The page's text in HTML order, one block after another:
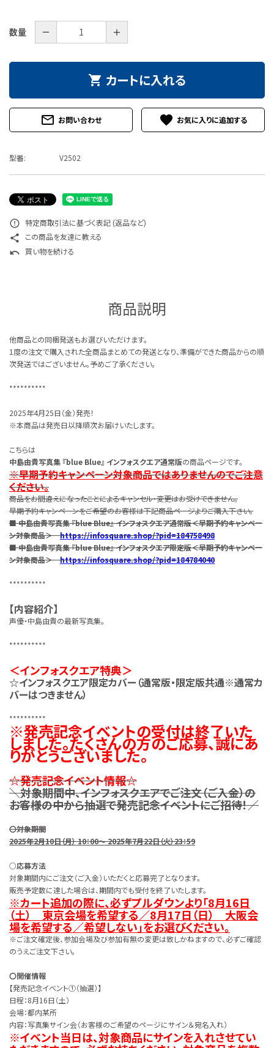
数量 － ＋
shopping_cart カートに入れる
mail_outline お問い合わせ favorite
型番: V2502
error_outline 特定商取引法に基づく表記 (返品など)
share この商品を友達に教える
undo 買い物を続ける
商品説明
他商品との同梱発送もお選びいただけます。
1度の注文で購入された全商品まとめての発送となり、準備ができた商品からの順
次発送ではございません。予めご了承ください。
**********
2025年4月25日（金）発売！
※本商品は発売日以降順次お届けいたします。
こちらは
中島由貴写真集 『blue Blue』 インフォスクエア通常版の商品ページです。
※早期予約キャンペーン対象商品ではありませんのでご注意
ください。
商品をお間違えになったことによるキャンセル・変更はお受けできません。
早期予約キャンペーンをご希望のお客様は下記商品ページよりご購入下さい。
■ 中島由貴写真集 『blue Blue』 インフォスクエア通常版＜早期予約キャンペー
ン対象商品＞https://infosquare.shop/?pid=184758498
■ 中島由貴写真集 『blue Blue』 インフォスクエア限定版＜早期予約キャンペー
ン対象商品＞https://infosquare.shop/?pid=184784040
**********
【内容紹介】
声優・中島由貴の最新写真集。
**********
＜インフォスクエア特典＞
☆インフォスクエア限定カバー（通常版・限定版共通※通常カ
バーはつきません）
**********
※発売記念イベントの受付は終了いた
しました。たくさんの方のご応募、誠にあ
りがとうございました。
☆発売記念イベント情報☆
＼対象期間中、インフォスクエアでご注文（ご入金）の
お客様の中から抽選で発売記念イベントにご招待！／
〇対象期間
2025年2月10日（月） 10：00～ 2025年7月22日（火）23：59
○応募方法
対象期間内にご注文（ご入金）いただくと応募完了となります。
販売予定数に達した場合は、期間内でも受付を終了いたします。
※カート追加の際に、必ずプルダウンより「8月16日
（土） 東京会場を希望する／8月17日（日） 大阪会
場を希望する／希望しない」をお選びください。
※ご注文確定後、参加会場及び参加有無の変更は致しかねますので、必ずご確認
のうえご注文下さい。
〇開催情報
【発売記念イベント①（抽選）】
日程：8月16日（土）
会場：都内某所
内容：写真集サイン会（お客様のご希望のページにサイン＆宛名入れ）
※イベント当日は、対象商品にサインを入れさせてい